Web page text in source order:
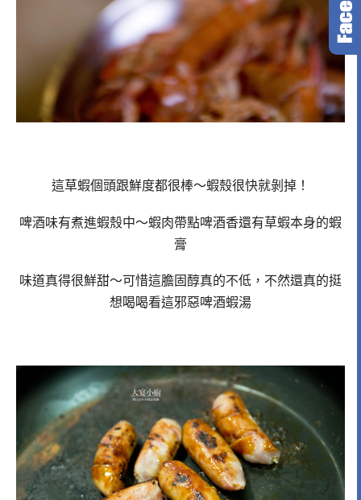
這草蝦個頭跟鮮度都很棒～蝦殼很快就剝掉！
啤酒味有煮進蝦殼中～蝦肉帶點啤酒香還有草蝦本身的蝦
膏
味道真得很鮮甜～可惜這膽固醇真的不低，不然還真的挺
想喝喝看這邪惡啤酒蝦湯